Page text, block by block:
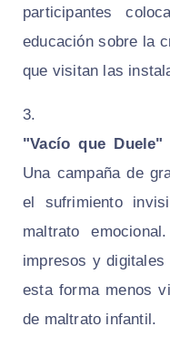
participantes
educación sobre la
que visitan las
"Vacío que Duele"
Una campaña de
el sufrimiento
maltrato
impresos y
esta forma menos
de maltrato infantil.